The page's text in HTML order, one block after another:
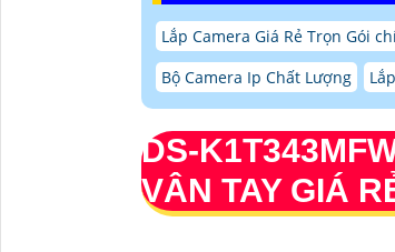
Lắp Camera Giá Rẻ Trọn Gói
Bộ Camera Ip Chất Lượng
DS-
VÂN TAY GIÁ